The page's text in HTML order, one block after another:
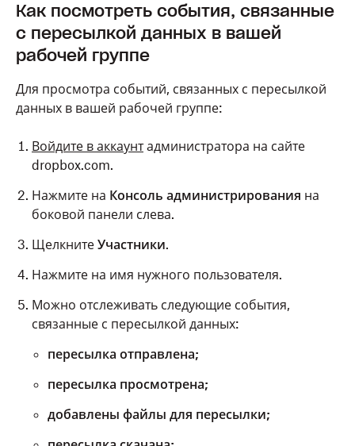
Как посмотреть события, связанные
с пересылкой данных в вашей
рабочей группе
Для просмотра событий, связанных с пересылкой
данных в вашей рабочей группе:
Войдите в аккаунтадминистратора на сайте
dropbox.com.
Нажмите на Консоль администрирования на
боковой панели слева.
Щелкните Участники.
Нажмите на имя нужного пользователя.
Можно отслеживать следующие события,
связанные с пересылкой данных:
пересылка отправлена;
пересылка просмотрена;
добавлены файлы для пересылки;